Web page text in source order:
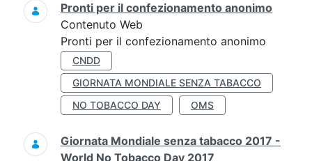
Pronti per il confezionamento anonimo
Contenuto Web
Pronti per il confezionamento anonimo
CNDD
GIORNATA MONDIALE SENZA TABACCO
NO TOBACCO DAY
OMS
Giornata Mondiale senza tabacco 2017 -
World No Tobacco Day 2017